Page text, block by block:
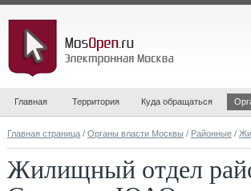
Главная Территория Куда обращаться
Главная страница / Органы власти Москвы / Районные /
Жилищный отдел